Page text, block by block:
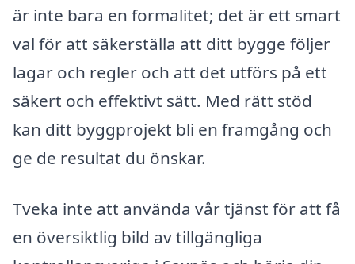
är inte bara en formalitet; det är ett smart
val för att säkerställa att ditt bygge följer
lagar och regler och att det utförs på ett
säkert och effektivt sätt. Med rätt stöd
kan ditt byggprojekt bli en framgång och
ge de resultat du önskar.
Tveka inte att använda vår tjänst för att få
en översiktlig bild av tillgängliga